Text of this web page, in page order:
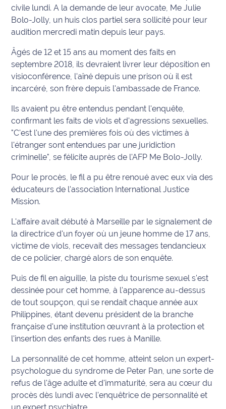
Municipales
Contenus
Partenaires
L'invité(e)
rédaction
Coup de
coeur
Maritima
Fil
rouge
Maritima
L'anecdote
de Jeff
C'est
club
Les
Coachs
Maritima
plan
sortie
Nous
contacter
civile lundi. A la demande de leur avocate, Me Julie
Bolo-Jolly, un huis clos partiel sera sollicité pour leur
audition mercredi matin depuis leur pays.
Âgés de 12 et 15 ans au moment des faits en
septembre 2018, ils devraient livrer leur déposition en
visioconférence, l'aîné depuis une prison où il est
incarcéré, son frère depuis l'ambassade de France.
Ils avaient pu être entendus pendant l'enquête,
confirmant les faits de viols et d'agressions sexuelles.
"C'est l'une des premières fois où des victimes à
l'étranger sont entendues par une juridiction
criminelle", se félicite auprès de l'AFP Me Bolo-Jolly.
Pour le procès, le fil a pu être renoué avec eux via des
éducateurs de l'association International Justice
Mission.
L'affaire avait débuté à Marseille par le signalement de
la directrice d'un foyer où un jeune homme de 17 ans,
victime de viols, recevait des messages tendancieux
de ce policier, chargé alors de son enquête.
Puis de fil en aiguille, la piste du tourisme sexuel s'est
dessinée pour cet homme, à l'apparence au-dessus
de tout soupçon, qui se rendait chaque année aux
Philippines, étant devenu président de la branche
française d'une institution œuvrant à la protection et
l'insertion des enfants des rues à Manille.
La personnalité de cet homme, atteint selon un expert-
psychologue du syndrome de Peter Pan, une sorte de
refus de l'âge adulte et d'immaturité, sera au cœur du
procès dès lundi avec l'enquêtrice de personnalité et
un expert psychiatre.